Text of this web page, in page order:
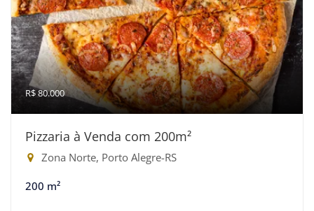
R$ 80.000
Pizzaria à Venda com 200m²
Zona Norte, Porto Alegre-RS
200 m²